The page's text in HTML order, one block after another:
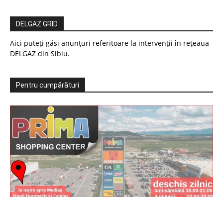
DELGAZ GRID
Aici puteți găsi anunțuri referitoare la intervenții în rețeaua
DELGAZ din Sibiu.
Pentru cumpărături